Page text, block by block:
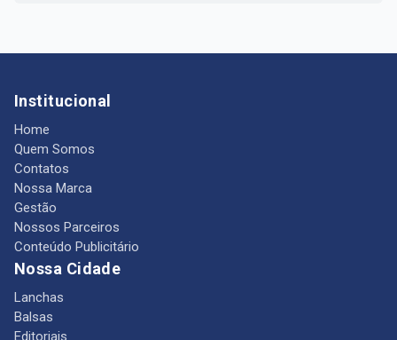
Institucional
Home
Quem Somos
Contatos
Nossa Marca
Gestão
Nossos Parceiros
Conteúdo Publicitário
Nossa Cidade
Lanchas
Balsas
Editoriais